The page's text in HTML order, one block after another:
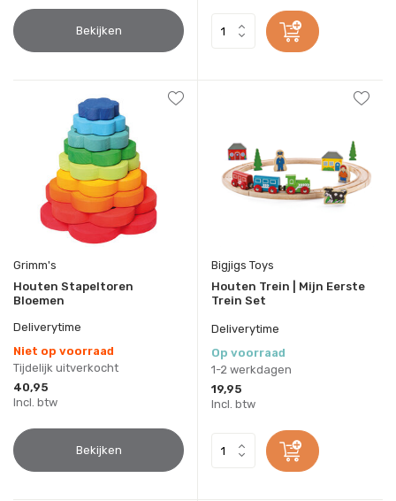
Bekijken
Grimm's
Houten Stapeltoren
Bloemen
Deliverytime
Niet op voorraad
Tijdelijk uitverkocht
40,95
Incl. btw
Bekijken
Bigjigs Toys
Houten Trein | Mijn Eerste
Trein Set
Deliverytime
Op voorraad
1-2 werkdagen
19,95
Incl. btw